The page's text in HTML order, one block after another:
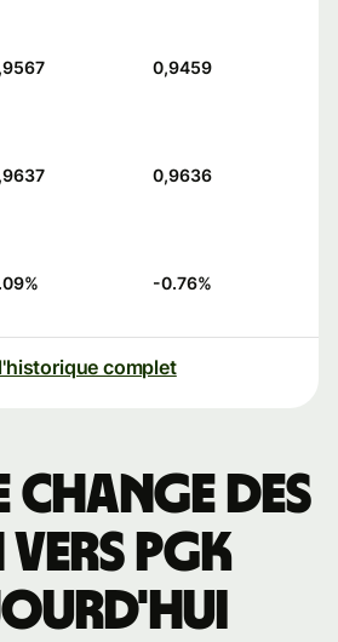
0,9459
0,9636
% -0.76%
complet
change des
vers PGK